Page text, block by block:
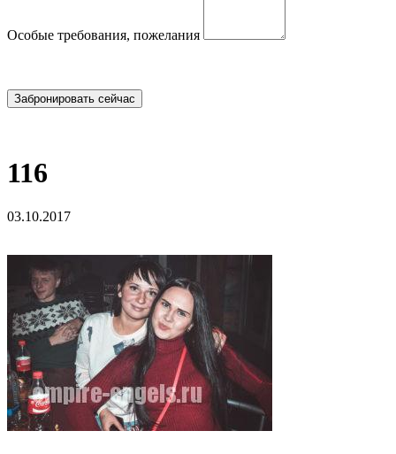
Особые требования, пожелания
116
03.10.2017